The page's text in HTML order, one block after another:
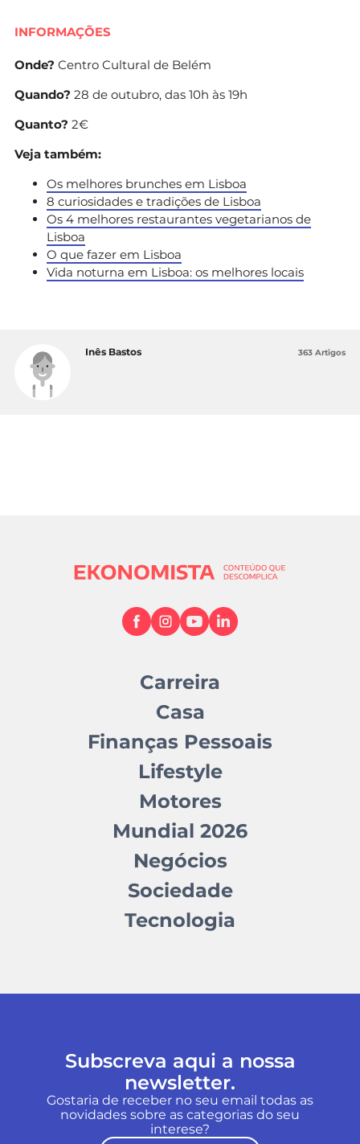
INFORMAÇÕES
Onde? Centro Cultural de Belém
Quando? 28 de outubro, das 10h às 19h
Quanto? 2€
Veja também:
Os melhores brunches em Lisboa
8 curiosidades e tradições de Lisboa
Os 4 melhores restaurantes vegetarianos de
Lisboa
O que fazer em Lisboa
Vida noturna em Lisboa: os melhores locais
Inês Bastos 363 Artigos
Carreira
Casa
Finanças Pessoais
Lifestyle
Motores
Mundial 2026
Negócios
Sociedade
Tecnologia
Subscreva aqui a nossa
newsletter.
Gostaria de receber no seu email todas as
novidades sobre as categorias do seu
interese?